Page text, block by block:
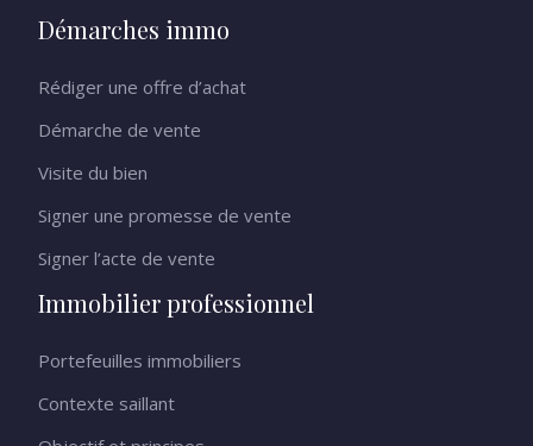
Démarches immo
Rédiger une offre d’achat
Démarche de vente
Visite du bien
Signer une promesse de vente
Signer l’acte de vente
Immobilier professionnel
Portefeuilles immobiliers
Contexte saillant